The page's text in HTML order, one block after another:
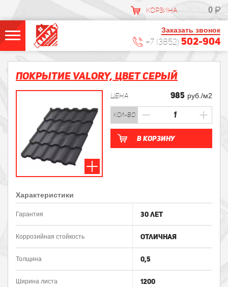
КОРЗИНА 0
Заказать звонок
+7 (3852) 502-904
Покрытие VALORY, Цвет Серый
ЦЕНА 985 руб./м2
кол-во
В корзину
Характеристики
Гарантия 30 лет
Коррозийная стойкость Отличная
Толщина 0,5
Ширина листа 1200